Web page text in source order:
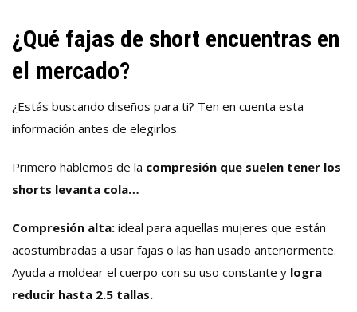
¿Qué fajas de short encuentras en
el mercado?
¿Estás buscando diseños para ti? Ten en cuenta esta
información antes de elegirlos.
Primero hablemos de la compresión que suelen tener los
shorts levanta cola…
Compresión alta: ideal para aquellas mujeres que están
acostumbradas a usar fajas o las han usado anteriormente.
Ayuda a moldear el cuerpo con su uso constante y logra
reducir hasta 2.5 tallas.